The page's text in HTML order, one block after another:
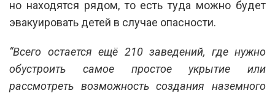
но находятся рядом, то есть туда можно будет
эвакуировать детей в случае опасности.
“Всего остается ещё 210 заведений, где нужно
обустроить самое простое укрытие или
рассмотреть возможность создания наземного